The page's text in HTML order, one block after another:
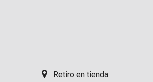
Retiro en tienda: